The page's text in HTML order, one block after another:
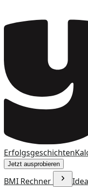
Erfolgsgeschichten
Jetzt ausprobieren
BMI Rechner